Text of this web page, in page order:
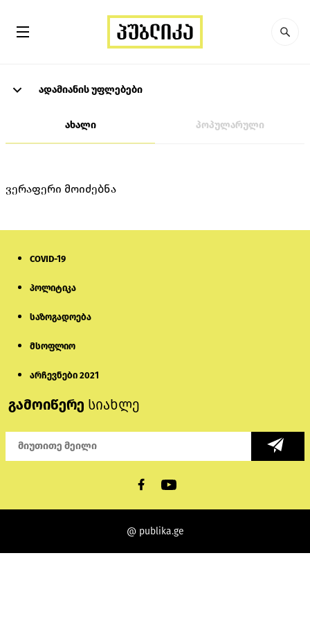
ადამიანის უფლებები
ახალი პოპულარული
ვერაფერი მოიძებნა
COVID-19
პოლიტიკა
საზოგადოება
მსოფლიო
არჩევნები 2021
გამოიწერე სიახლე
@ publika.ge